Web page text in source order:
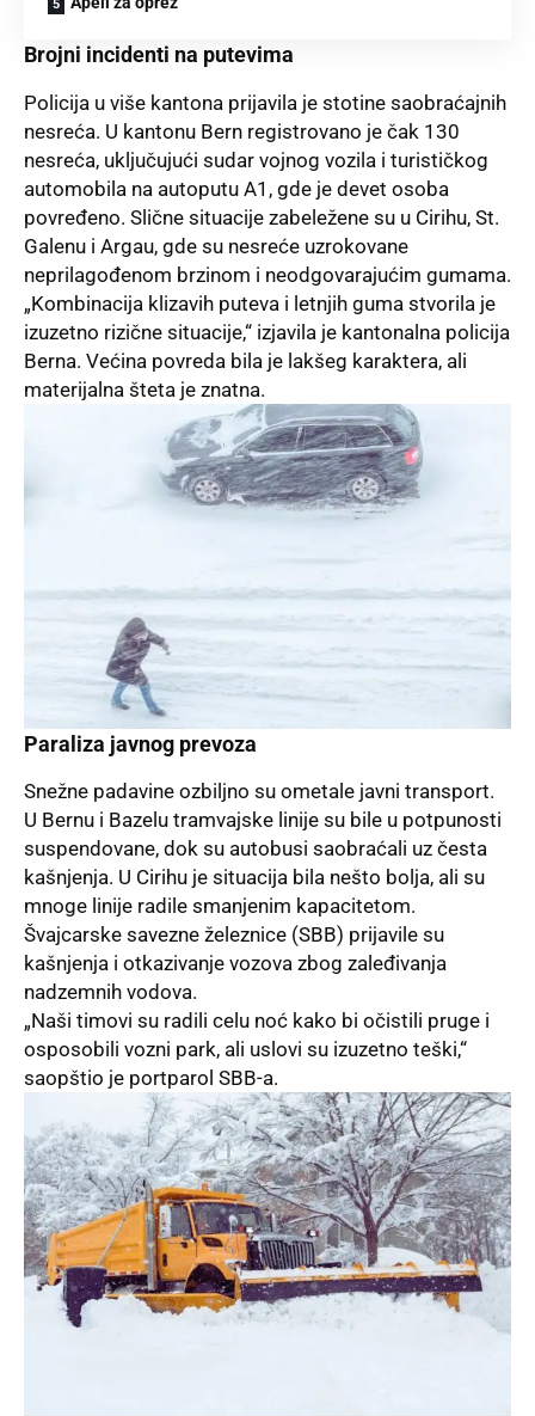
Brojni incidenti na putevima
Policija u više kantona prijavila je stotine saobraćajnih
nesreća. U kantonu Bern registrovano je čak 130
nesreća, uključujući sudar vojnog vozila i turističkog
automobila na autoputu A1, gde je devet osoba
povređeno. Slične situacije zabeležene su u Cirihu, St.
Galenu i Argau, gde su nesreće uzrokovane
neprilagođenom brzinom i neodgovarajućim gumama.
„Kombinacija klizavih puteva i letnjih guma stvorila je
izuzetno rizične situacije,“ izjavila je kantonalna policija
Berna. Većina povreda bila je lakšeg karaktera, ali
materijalna šteta je znatna.
Paraliza javnog prevoza
Snežne padavine ozbiljno su ometale javni transport.
U Bernu i Bazelu tramvajske linije su bile u potpunosti
suspendovane, dok su autobusi saobraćali uz česta
kašnjenja. U Cirihu je situacija bila nešto bolja, ali su
mnoge linije radile smanjenim kapacitetom.
Švajcarske savezne železnice (SBB) prijavile su
kašnjenja i otkazivanje vozova zbog zaleđivanja
nadzemnih vodova.
„Naši timovi su radili celu noć kako bi očistili pruge i
osposobili vozni park, ali uslovi su izuzetno teški,“
saopštio je portparol SBB-a.